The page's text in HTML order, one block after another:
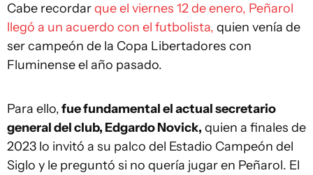
Cabe recordarque el viernes 12 de enero, Peñarol
llegó a un acuerdo con el futbolista, quien venía de
ser campeón de la Copa Libertadores con
Fluminense el año pasado.
Para ello,fue fundamental el actual secretario
general del club, Edgardo Novick, quien a finales de
2023 lo invitó a su palco del Estadio Campeón del
Siglo y le preguntó si no quería jugar en Peñarol. El